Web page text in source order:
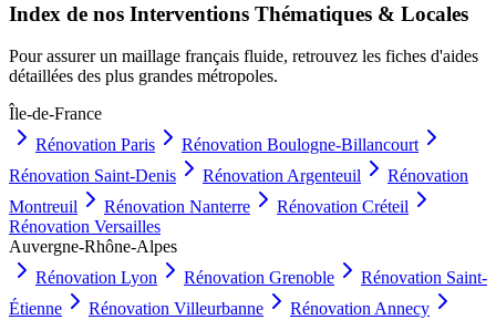
Index de nos Interventions Thématiques & Locales
Pour assurer un maillage français fluide, retrouvez les fiches d'aides
détaillées des plus grandes métropoles.
Île-de-France
Rénovation Paris Rénovation Boulogne-Billancourt
Rénovation Saint-Denis Rénovation Argenteuil
Rénovation
Montreuil
Rénovation Nanterre Rénovation Créteil
Rénovation Versailles
Auvergne-Rhône-Alpes
Rénovation Lyon Rénovation Grenoble Rénovation Saint-
Étienne
Rénovation Villeurbanne Rénovation Annecy